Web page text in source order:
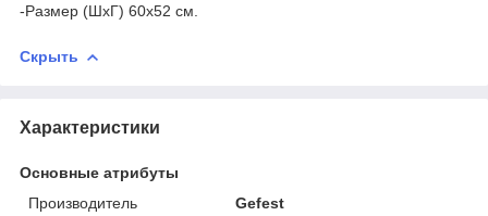
-Размер (ШхГ) 60х52 см.
Скрыть
Характеристики
Основные атрибуты
Производитель
Gefest